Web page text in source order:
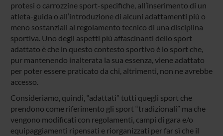
protesi o carrozzine sport-specifiche, all’inserimento di un
atleta-guida o all’introduzione di alcuni adattamenti più o
meno sostanziali al regolamento tecnico di una disciplina
sportiva. Uno degli aspetti più affascinanti dello sport
adattato è che in questo contesto sportivo è lo sport che,
pur mantenendo inalterata la sua essenza, viene adattato
per poter essere praticato da chi, altrimenti, non ne avrebbe
accesso.
Consideriamo, quindi, “adattati” tutti quegli sport che
prendono come riferimento gli sport “tradizionali” ma che
vengono modificati con regolamenti, campi di gara e/o
equipaggiamenti ripensati e riorganizzati per far sì che il